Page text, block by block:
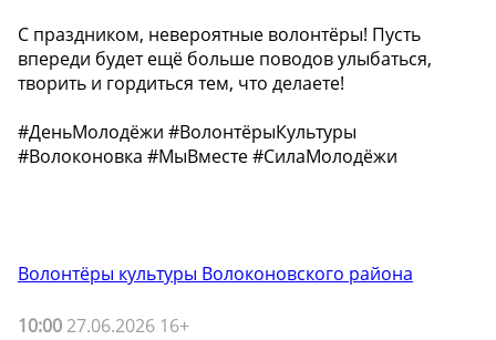
С праздником, невероятные волонтёры! Пусть
впереди будет ещё больше поводов улыбаться,
творить и гордиться тем, что делаете!
#ДеньМолодёжи #ВолонтёрыКультуры
#Волоконовка #МыВместе #СилаМолодёжи
Волонтёры культуры Волоконовского района
10:00 27.06.2026 16+